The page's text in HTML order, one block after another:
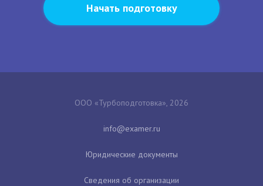
Начать подготовку
ООО «Турбоподготовка», 2026
Юридические документы
Сведения об организации